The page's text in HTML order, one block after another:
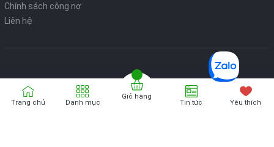
Chính sách công nợ
Liên hệ
Bản quyển thuộc về VPP ONLINE
Trang chủ Danh mục
Giỏ hàng
Tin tức Yêu thích